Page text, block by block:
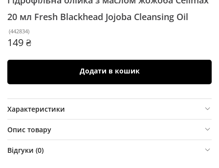
20 мл Fresh Blackhead Jojoba Cleansing Oil
(442834)
149 ₴
Додати в кошик
Характеристики
Опис товару
Відгуки (0)